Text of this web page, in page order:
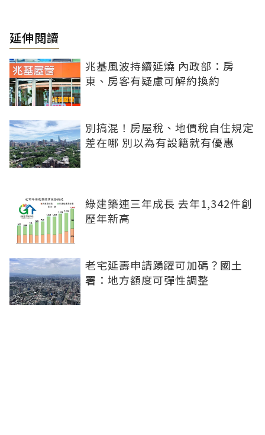
延伸閱讀
兆基風波持續延燒 內政部：房
東、房客有疑慮可解約換約
別搞混！房屋稅、地價稅自住規定
差在哪 別以為有設籍就有優惠
綠建築連三年成長 去年1,342件創
歷年新高
老宅延壽申請踴躍可加碼？國土
署：地方額度可彈性調整